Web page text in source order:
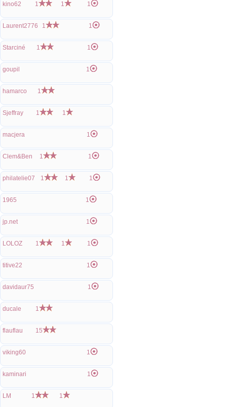
kino62 1 1 1
Laurent2776 1 1
Starciné 1 1
goupil 1
hamarco 1
Sjeffray 1 1
macjera 1
Clem&Ben 1 1
philatelie07 1 1 1
1965 1
jp.net 1
LOLOZ 1 1 1
titive22 1
davidaur75 1
ducale 1
flauflau 15
viking60 1
kaminari 1
LM 1 1